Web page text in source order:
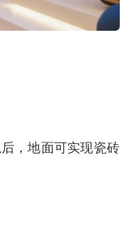
，地面可实现瓷砖